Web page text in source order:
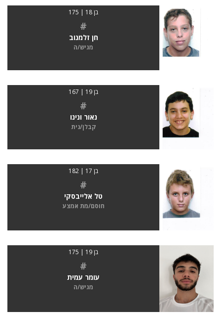
בן 18 | 175
#
חן זלמנוב
מגיש/ה
בן 19 | 167
#
נאור ונינו
קבלן/נית
בן 17 | 182
#
טל אלייבסקי
חוסם/מת אמצע
בן 19 | 175
#
עומר עמית
מגיש/ה